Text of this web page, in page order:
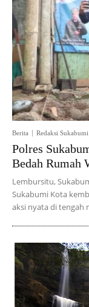
Berita Redaksi
Polres
Bedah Rumah
Lembursitu,
Sukabumi Kota
aksi nyata di tengah